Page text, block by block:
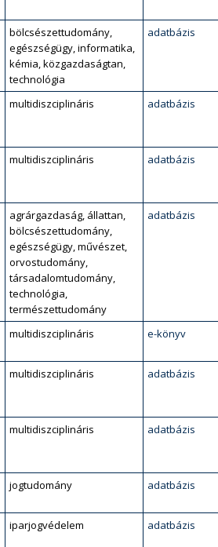
bölcsészettudomány,
egészségügy, informatika,
kémia, közgazdaságtan,
technológia
adatbázis
multidiszciplináris adatbázis
multidiszciplináris adatbázis
agrárgazdaság, állattan,
bölcsészettudomány,
egészségügy, művészet,
orvostudomány,
társadalomtudomány,
technológia,
természettudomány
adatbázis
multidiszciplináris e-könyv
multidiszciplináris adatbázis
multidiszciplináris adatbázis
jogtudomány adatbázis
iparjogvédelem adatbázis